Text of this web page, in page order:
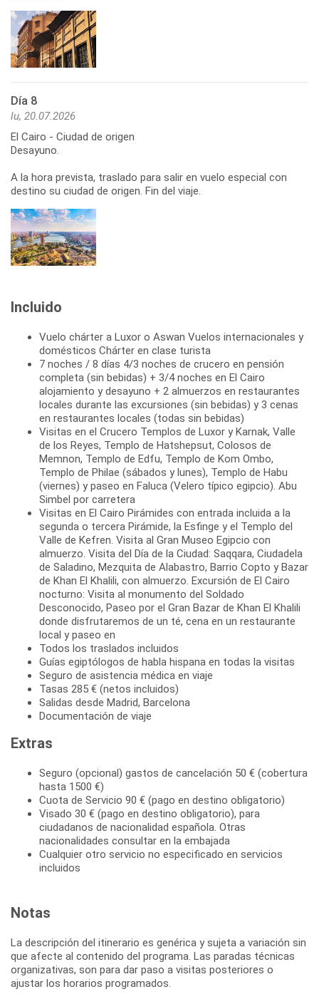
Día 8
lu, 20.07.2026
El Cairo - Ciudad de origen
Desayuno.
A la hora prevista, traslado para salir en vuelo especial con
destino su ciudad de origen. Fin del viaje.
Incluido
Vuelo chárter a Luxor o Aswan Vuelos internacionales y
domésticos Chárter en clase turista
7 noches / 8 días 4/3 noches de crucero en pensión
completa (sin bebidas) + 3/4 noches en El Cairo
alojamiento y desayuno + 2 almuerzos en restaurantes
locales durante las excursiones (sin bebidas) y 3 cenas
en restaurantes locales (todas sin bebidas)
Visitas en el Crucero Templos de Luxor y Karnak, Valle
de los Reyes, Templo de Hatshepsut, Colosos de
Memnon, Templo de Edfu, Templo de Kom Ombo,
Templo de Philae (sábados y lunes), Templo de Habu
(viernes) y paseo en Faluca (Velero típico egipcio). Abu
Simbel por carretera
Visitas en El Cairo Pirámides con entrada incluida a la
segunda o tercera Pirámide, la Esfinge y el Templo del
Valle de Kefren. Visita al Gran Museo Egipcio con
almuerzo. Visita del Día de la Ciudad: Saqqara, Ciudadela
de Saladino, Mezquita de Alabastro, Barrio Copto y Bazar
de Khan El Khalili, con almuerzo. Excursión de El Cairo
nocturno: Visita al monumento del Soldado
Desconocido, Paseo por el Gran Bazar de Khan El Khalili
donde disfrutaremos de un té, cena en un restaurante
local y paseo en
Todos los traslados incluidos
Guías egiptólogos de habla hispana en todas la visitas
Seguro de asistencia médica en viaje
Tasas 285 € (netos incluidos)
Salidas desde Madrid, Barcelona
Documentación de viaje
Extras
Seguro (opcional) gastos de cancelación 50 € (cobertura
hasta 1500 €)
Cuota de Servicio 90 € (pago en destino obligatorio)
Visado 30 € (pago en destino obligatorio), para
ciudadanos de nacionalidad española. Otras
nacionalidades consultar en la embajada
Cualquier otro servicio no especificado en servicios
incluidos
Notas
La descripción del itinerario es genérica y sujeta a variación sin
que afecte al contenido del programa. Las paradas técnicas
organizativas, son para dar paso a visitas posteriores o
ajustar los horarios programados.